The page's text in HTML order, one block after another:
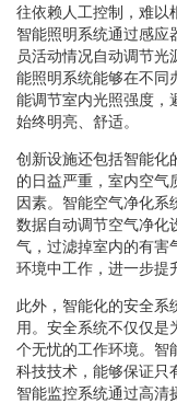
往依赖人工控制，难以
智能照明系统通过感应
员活动情况自动调节光
能照明系统能够在不同
能调节室内光照强度，
始终明亮、舒适。
创新设施还包括智能化
的日益严重，室内空气
因素。智能空气净化系
数据自动调节空气净化
气，过滤掉室内的有害
环境中工作，进一步提
此外，智能化的安全系
用。安全系统不仅仅是
个无忧的工作环境。智
科技技术，能够保证只
智能监控系统通过高清